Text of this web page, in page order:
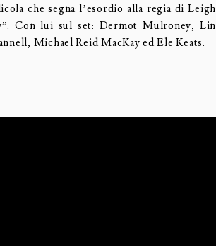
che segna l’esordio alla regia di Leigh
Con lui sul set: Dermot Mulroney, Lin
Michael Reid MacKay ed Ele Keats.